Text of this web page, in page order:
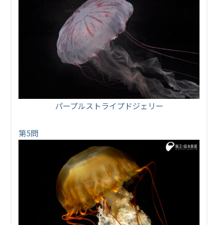
パープルストライプドジェリー
第5問